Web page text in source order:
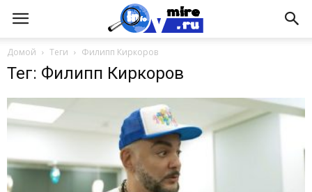
Домой Теги Филипп Киркоров
Тег: Филипп Киркоров